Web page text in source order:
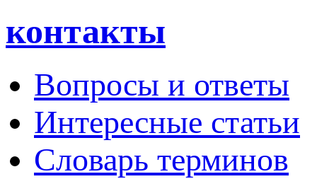
контакты
Вопросы и ответы
Интересные статьи
Словарь терминов